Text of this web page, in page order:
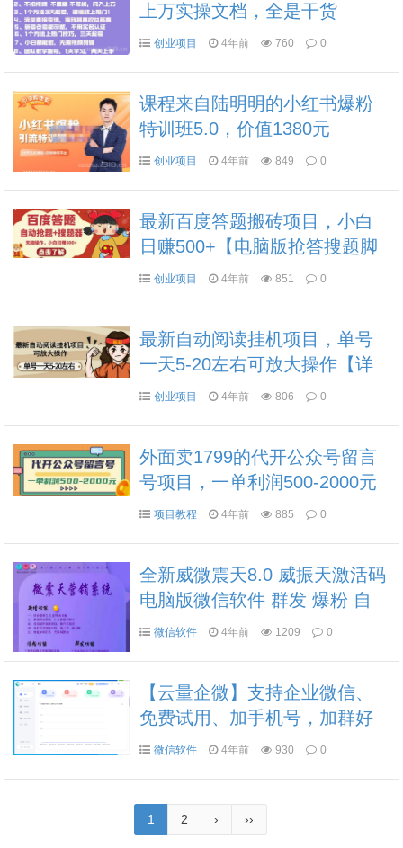
上万实操文档，全是干货
创业项目 4年前 760 0
课程来自陆明明的小红书爆粉
特训班5.0，价值1380元
创业项目 4年前 849 0
最新百度答题搬砖项目，小白
日赚500+【电脑版抢答搜题脚
本+小白0基础教学】
创业项目 4年前 851 0
最新自动阅读挂机项目，单号
一天5-20左右可放大操作【详
细教程+挂机脚本】
创业项目 4年前 806 0
外面卖1799的代开公众号留言
号项目，一单利润500-2000元
项目教程 4年前 885 0
全新威微震天8.0 威振天激活码
电脑版微信软件 群发 爆粉 自
动回复自
微信软件 4年前 1209 0
【云量企微】支持企业微信、
免费试用、加手机号，加群好
友、群管理、拉人进群、群发
微信软件 4年前 930 0
1 2 › ››